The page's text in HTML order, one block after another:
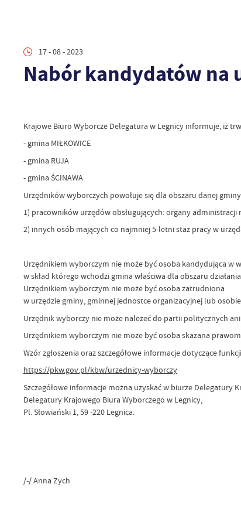
17 - 08 - 2023
Nabór kandydatów na
Krajowe Biuro Wyborcze Delegatura w Legnicy informuje, iż
- gmina MIŁKOWICE
- gmina RUJA
- gmina ŚCINAWA
Urzędników wyborczych powołuje się dla obszaru danej
1) pracowników urzędów obsługujących: organy
2) innych osób mających co najmniej 5-letni staż pracy w
Urzędnikiem wyborczym nie może być osoba kandydująca w
w skład którego wchodzi gmina właściwa dla obszaru
Urzędnikiem wyborczym nie może być osoba zatrudniona
w urzędzie gminy, gminnej jednostce organizacyjnej lub
Urzędnik wyborczy nie może należeć do partii politycznych
Urzędnikiem wyborczym nie może być osoba skazana
Wzór zgłoszenia oraz szczegółowe informacje dotyczące
https://pkw.gov.pl/kbw/urzednicy-wyborczy
Szczegółowe informacje można uzyskać w biurze Delegatury
Delegatury Krajowego Biura Wyborczego w Legnicy,
Pl. Słowiański 1, 59 -220 Legnica.
/-/ Anna Zych